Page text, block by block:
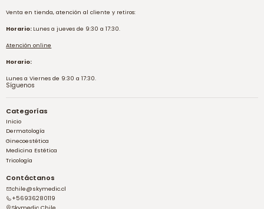
Venta en tienda, atención al cliente y retiros:
Horario: Lunes a jueves de 9:30 a 17:30.
Atención online
Horario:
Lunes a Viernes de 9:30 a 17:30.
Síguenos
Categorías
Inicio
Dermatología
Ginecoestética
Medicina Estética
Tricología
Contáctanos
chile@skymedic.cl
+56936280119